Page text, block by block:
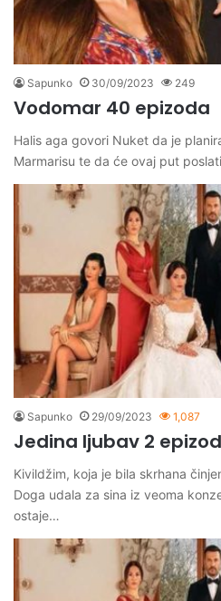
Sapunko 30/09/2023 249
Vodomar 40 epizoda
Halis aga govori Nuket da je
Marmarisu te da će ovaj put
Sapunko 29/09/2023 1,087
Jedina ljubav 2
Kivildžim, koja je bila skrhana
Doga udala za sina iz veoma
ostaje…